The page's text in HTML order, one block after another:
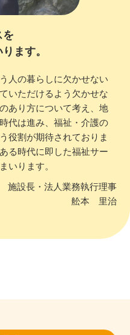
を
ます。
人の暮らしに欠かせない
いただけるよう欠かせな
あり方について考え、地
代は進み、福祉・介護の
役割が期待されておりま
る時代に即した福祉サー
いります。
施設長・法人業務執行理事
舩本 里治